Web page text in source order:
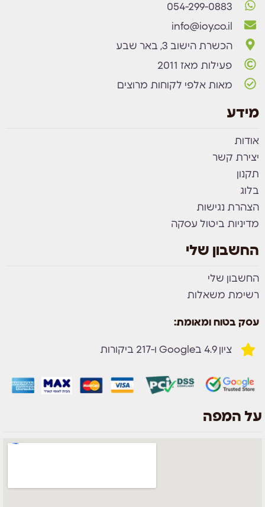
054-299-0883
info@ioy.co.il
הכשרת הישוב 3, באר שבע
פעילות מאז 2011
מאות אלפי לקוחות מרוצים
מידע
אודות
יצירת קשר
תקנון
בלוג
הצהרת נגישות
מדיניות ביטול עסקה
החשבון שלי
החשבון שלי
רשימת משאלות
עסק בטוח ומאומת:
ציון 4.9 בGoogle ו-217 ביקורות
על המפה